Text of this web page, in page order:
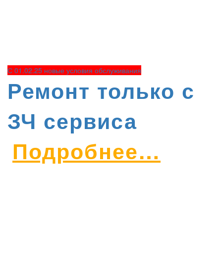
С 01.02.25 новые условия обслуживания
Ремонт только с
ЗЧ сервиса
Подробнее…